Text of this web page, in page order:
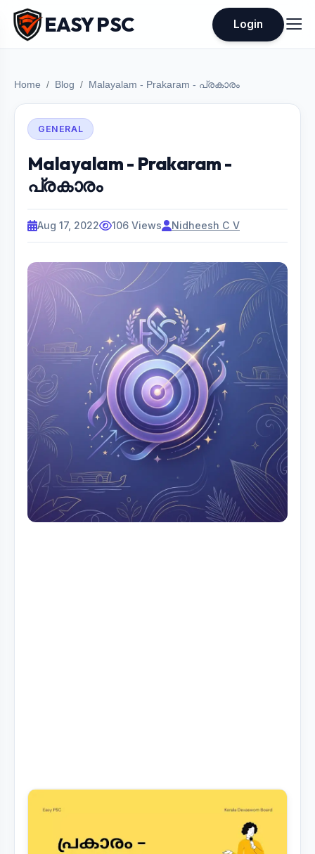
EASY PSC Login
Home Blog Malayalam - Prakaram - പ്രകാരം
GENERAL
Malayalam - Prakaram -
പ്രകാരം
Aug 17, 2022 106 Views Nidheesh C V